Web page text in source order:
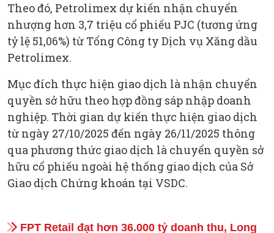
Theo đó, Petrolimex dự kiến nhận chuyển
nhượng hơn 3,7 triệu cổ phiếu PJC (tương ứng
tỷ lệ 51,06%) từ Tổng Công ty Dịch vụ Xăng dầu
Petrolimex.
Mục đích thực hiện giao dịch là nhận chuyển
quyền sở hữu theo hợp đồng sáp nhập doanh
nghiệp. Thời gian dự kiến thực hiện giao dịch
từ ngày 27/10/2025 đến ngày 26/11/2025 thông
qua phương thức giao dịch là chuyển quyền sở
hữu cổ phiếu ngoài hệ thống giao dịch của Sở
Giao dịch Chứng khoán tại VSDC.
FPT Retail đạt hơn 36.000 tỷ doanh thu, Long